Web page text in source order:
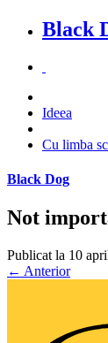
Black
Ideea
Cu limba
Black Dog
Not
Publicat la 10
← Anterior